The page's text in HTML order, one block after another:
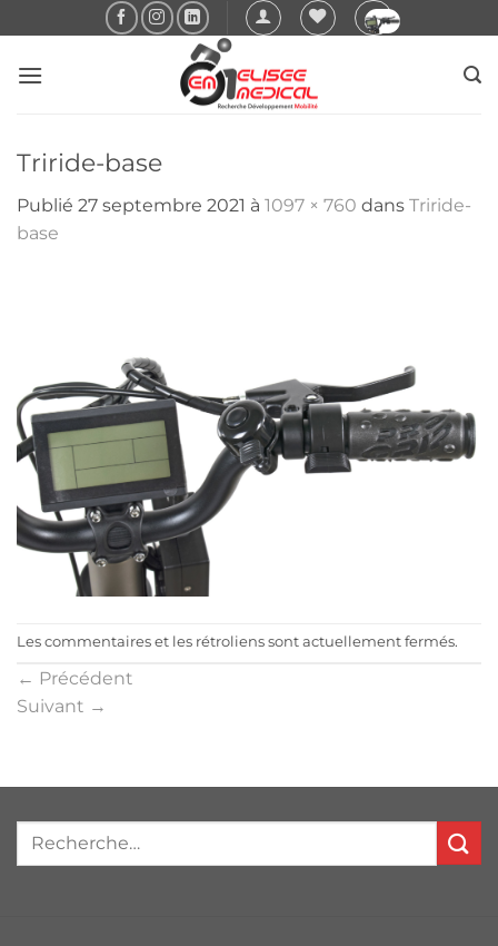
au
contenu
Triride-base
Publié 27 septembre 2021 à 1097 × 760 dans Triride-
base
Les commentaires et les rétroliens sont actuellement fermés.
← Précédent
Suivant →